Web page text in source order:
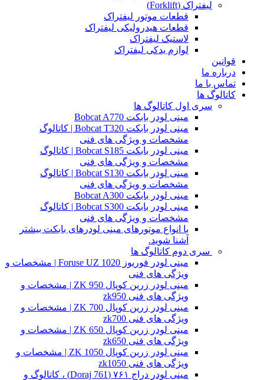
لیفتراک (Forklift)
قطعات موتور لیفتراک
قطعات هیدرولیکی لیفتراک
لاستیک لیفتراک
لوازم یدکی لیفتراک
قوانین
درباره ما
تماس با ما
کاتالوگ ها
سری اول کاتالوگ ها
مینی لودر بابکت Bobcat A770
مینی لودر بابکت Bobcat T320 | کاتالوگ
مشخصات و ویژگی های فنی
مینی لودر بابکت Bobcat S185 | کاتالوگ
مشخصات و ویژگی های فنی
مینی لودر بابکت Bobcat S130 | کاتالوگ
مشخصات و ویژگی های فنی
مینی لودر بابکت Bobcat A300
مینی لودر بابکت Bobcat S300 | کاتالوگ
مشخصات و ویژگی های فنی
با انواع موتورهای مینی لودرهای بابکت بیشتر
آشنا شوید.
سری دوم کاتالوگ ها
مینی لودر فوریوز Foruse UZ 1020 | مشخصات و
ویژگی های فنی
مینی لودر زرین کوپال ZK 950 | مشخصات و
ویژگی های فنی zk950
مینی لودر زرین کوپال ZK 700 | مشخصات و
ویژگی های فنی zk700
مینی لودر زرین کوپال ZK 650 | مشخصات و
ویژگی های فنی zk650
مینی لودر زرین کوپال ZK 1050 | مشخصات و
ویژگی های فنی zk1050
مینی لودر دراج ۷۶۱ (Doraj 761) ، کاتالوگ و